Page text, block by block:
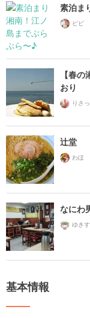
素泊ま
ピピ
【春
おり
りさ
辻堂
わほ
なにわ
ゆき
基本情報